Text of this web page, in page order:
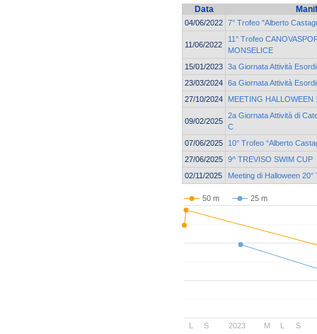
Data
04/06/2022 7° Trofeo "Alberto
11/06/2022
11° Trofeo
MONSELICE
15/01/2023 3a Giornata Attività
23/03/2024 6a Giornata Attività
27/10/2024
MEETING HALLOWEEN
09/02/2025
2a Giornata Attività di
C
07/06/2025
10° Trofeo “Alberto
27/06/2025 9^ TREVISO SWIM CUP
02/11/2025
Meeting di Halloween
50 m 25 m
2023
L S M L S